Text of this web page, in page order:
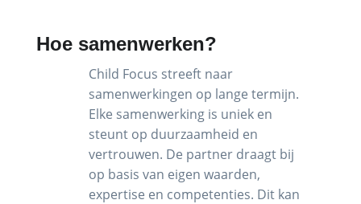
Hoe samenwerken?
Child Focus streeft naar
samenwerkingen op lange termijn.
Elke samenwerking is uniek en
steunt op duurzaamheid en
vertrouwen. De partner draagt bij
op basis van eigen waarden,
expertise en competenties. Dit kan